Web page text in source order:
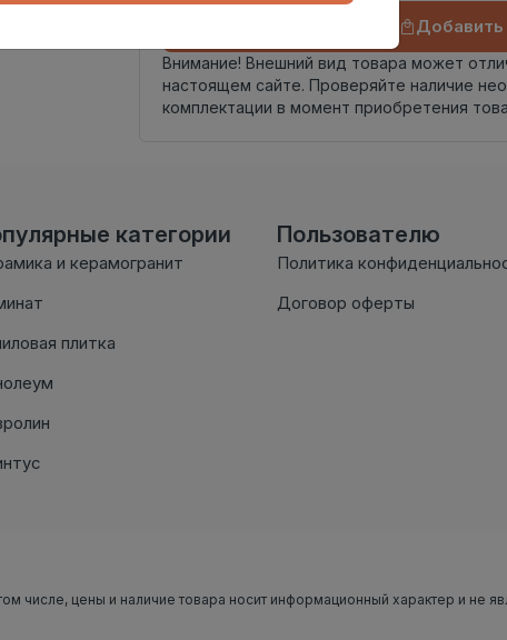
Добавить
Внимание! Внешний вид товара может
настоящем сайте. Проверяйте наличие
комплектации в момент приобретения
категории
и керамогранит
плитка
Пользователю
Политика
Договор оферты
числе, цены и наличие товара носит информационный характер и не